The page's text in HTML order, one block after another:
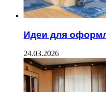
Идеи для
24.03.2026